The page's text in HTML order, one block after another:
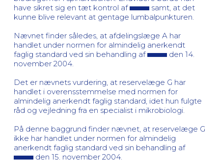
have sikret sig en tæt kontrol af
samt, at det
kunne blive relevant at gentage lumbalpunkturen.
Nævnet finder således, at afdelingslæge A har
handlet under normen for almindelig anerkendt
faglig standard ved sin behandling af
den 14.
november 2004.
Det er nævnets vurdering, at reservelæge G har
handlet i overensstemmelse med normen for
almindelig anerkendt faglig standard, idet hun fulgte
råd og vejledning fra en specialist i mikrobiologi.
På denne baggrund finder nævnet, at reservelæge G
ikke har handlet under normen for almindelig
anerkendt faglig standard ved sin behandling af
den 15. november 2004.